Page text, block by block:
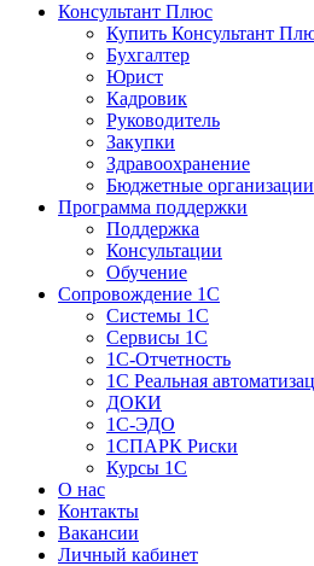
Консультант Плюс
Купить Консультант
Бухгалтер
Юрист
Кадровик
Руководитель
Закупки
Здравоохранение
Бюджетные организации
Программа поддержки
Поддержка
Консультации
Обучение
Сопровождение 1С
Системы 1С
Сервисы 1С
1C-Отчетность
1С Реальная
ДОКИ
1C-ЭДО
1СПАРК Риски
Курсы 1С
О нас
Контакты
Вакансии
Личный кабинет